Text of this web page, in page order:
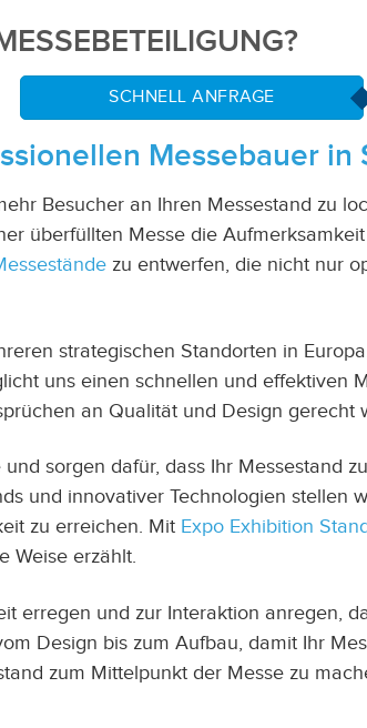
SCHNELL ANFRAGE
Messebauer in
Besucher an Ihren Messestand zu
überfüllten Messe die
zu entwerfen, die nicht nur
strategischen Standorten in
uns einen schnellen und effektiven
an Qualität und Design gerecht
sorgen dafür, dass Ihr Messestand
und innovativer Technologien stellen
zu erreichen. Mit Expo Exhibition
Weise erzählt.
erregen und zur Interaktion anregen,
Design bis zum Aufbau, damit Ihr
zum Mittelpunkt der Messe zu